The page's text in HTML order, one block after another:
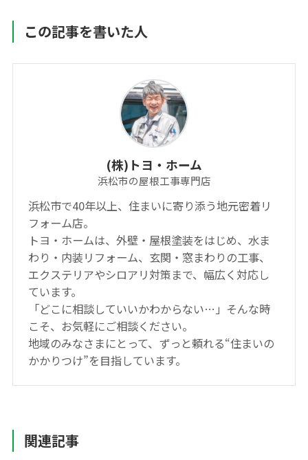
この記事を書いた人
(株)トヨ・ホーム
浜松市の屋根工事専門店
浜松市で40年以上、住まいに寄り添う地元密着リ
フォーム店。
トヨ・ホームは、外壁・屋根塗装をはじめ、水ま
わり・内装リフォーム、玄関・窓まわりの工事、
エクステリアやシロアリ対策まで、幅広く対応し
ています。
「どこに相談していいかわからない…」そんな時
こそ、お気軽にご相談ください。
地域のみなさまにとって、ずっと頼れる“住まいの
かかりつけ”を目指しています。
関連記事